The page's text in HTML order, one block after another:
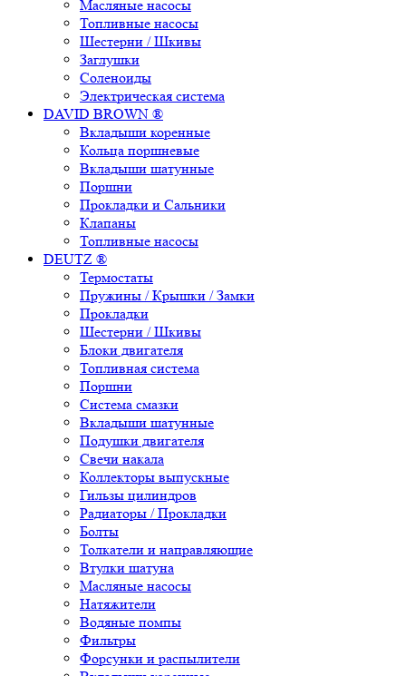
Масляные насосы
Топливные насосы
Шестерни / Шкивы
Заглушки
Соленоиды
Электрическая система
DAVID BROWN ®
Вкладыши коренные
Кольца поршневые
Вкладыши шатунные
Поршни
Прокладки и Сальники
Клапаны
Топливные насосы
DEUTZ ®
Термостаты
Пружины / Крышки / Замки
Прокладки
Шестерни / Шкивы
Блоки двигателя
Топливная система
Поршни
Система смазки
Вкладыши шатунные
Подушки двигателя
Свечи накала
Коллекторы выпускные
Гильзы цилиндров
Радиаторы / Прокладки
Болты
Толкатели и направляющие
Втулки шатуна
Масляные насосы
Натяжители
Водяные помпы
Фильтры
Форсунки и распылители